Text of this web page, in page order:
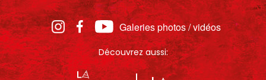
Galeries photos / vidéos
Découvrez aussi: